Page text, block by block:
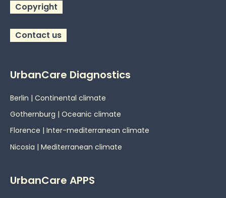
Copyright
Contact us
UrbanCare Diagnostics
Berlin | Continental climate
Gothernburg | Oceanic climate
Florence | Inter-mediterranean climate
Nicosia | Mediterranean climate
UrbanCare APPS